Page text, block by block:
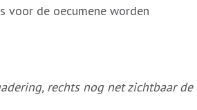
voor de oecumene worden
rechts nog net zichtbaar de